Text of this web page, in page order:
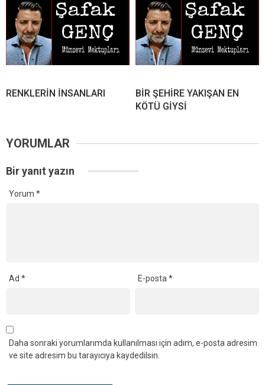
RENKLERİN İNSANLARI
BİR ŞEHİRE YAKIŞAN EN
KÖTÜ GİYSİ
YORUMLAR
Bir yanıt yazın
Yorum *
Ad * E-posta*
Daha sonraki yorumlarımda kullanılması için adım, e-posta adresim
ve site adresim bu tarayıcıya kaydedilsin.